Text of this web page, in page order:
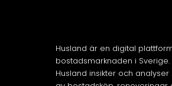
Husland är en digital
bostadsmarknaden i
Husland insikter och